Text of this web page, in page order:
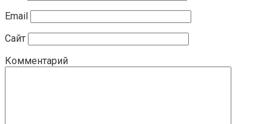
Email
Сайт
Комментарий